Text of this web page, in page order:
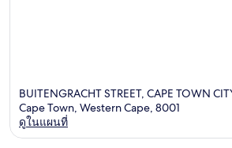
BUITENGRACHT STREET, CAPE TOWN
Cape Town, Western Cape, 8001
ดูในแผนที่